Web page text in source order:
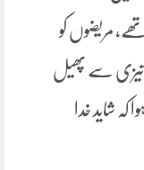
مریضوں کو
سے پھیل
کہ شاید خدا